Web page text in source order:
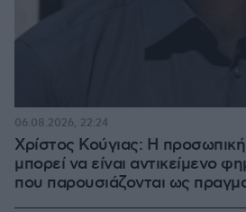
Χρίστος Κούγιας: Η
μπορεί να είναι αντικείμενο
που παρουσιάζονται ως
06.08.2026, 22:24